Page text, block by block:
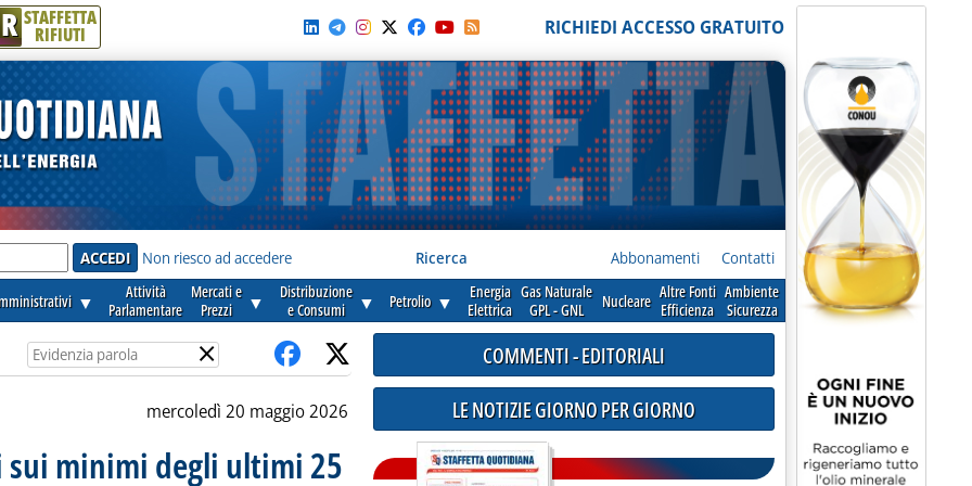
R STAFFETTA
RIFIUTI RICHIEDI ACCESSO GRATUITO
Non riesco ad accedere Ricerca Abbonamenti Contatti
▼
Attività
Parlamentare
Mercati e
Prezzi
▼
Distribuzione
e Consumi
▼ Petrolio ▼
Energia
Elettrica
Gas Naturale
GPL - GNL
Nucleare Altre Fonti
Efficienza
Ambiente
Sicurezza
×
mercoledì 20 maggio 2026
sui minimi degli ultimi 25
COMMENTI - EDITORIALI
LE NOTIZIE GIORNO PER GIORNO